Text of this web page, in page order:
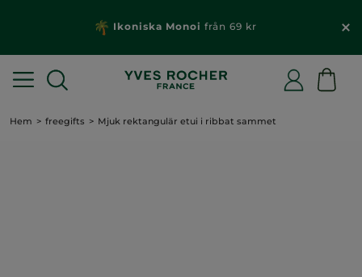
Ikoniska Monoi från 69 kr
Hem freegifts Mjuk rektangulär etui i ribbat sammet